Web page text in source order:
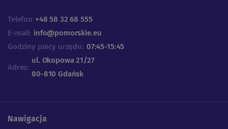
Telefon +48 58 32 68 555
E-mail: info@pomorskie.eu
Godziny pracy urzędu: 07:45-15:45
Adres:
ul. Okopowa 21/27
80-810 Gdańsk
Nawigacja